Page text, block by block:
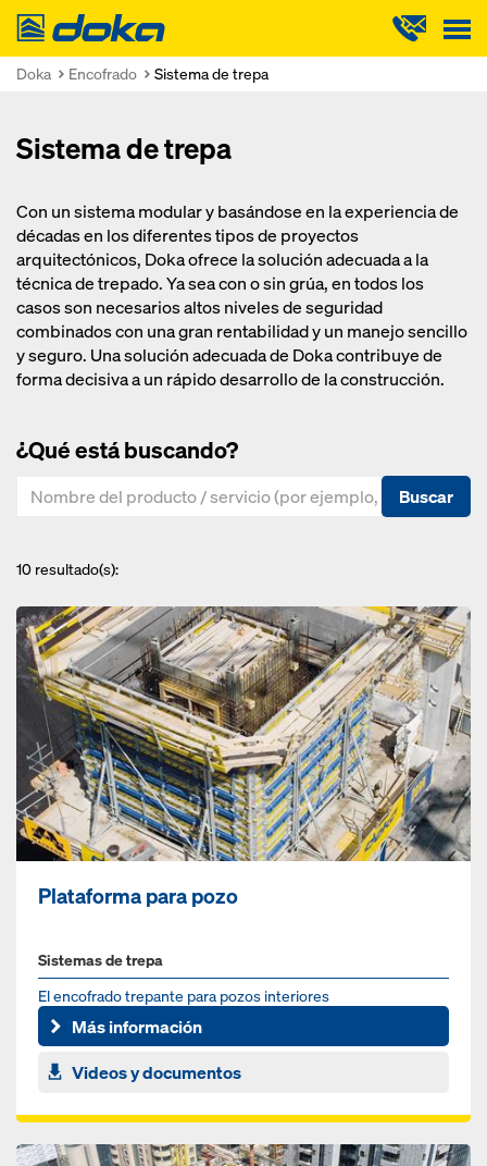
Doka
Doka Encofrado Sistema de trepa
Sistema de trepa
Con un sistema modular y basándose en la experiencia de
décadas en los diferentes tipos de proyectos
arquitectónicos, Doka ofrece la solución adecuada a la
técnica de trepado. Ya sea con o sin grúa, en todos los
casos son necesarios altos niveles de seguridad
combinados con una gran rentabilidad y un manejo sencillo
y seguro. Una solución adecuada de Doka contribuye de
forma decisiva a un rápido desarrollo de la construcción.
¿Qué está buscando?
Buscar
10 resultado(s):
Plataforma para pozo
Sistemas de trepa
El encofrado trepante para pozos interiores
Más información
Videos y documentos